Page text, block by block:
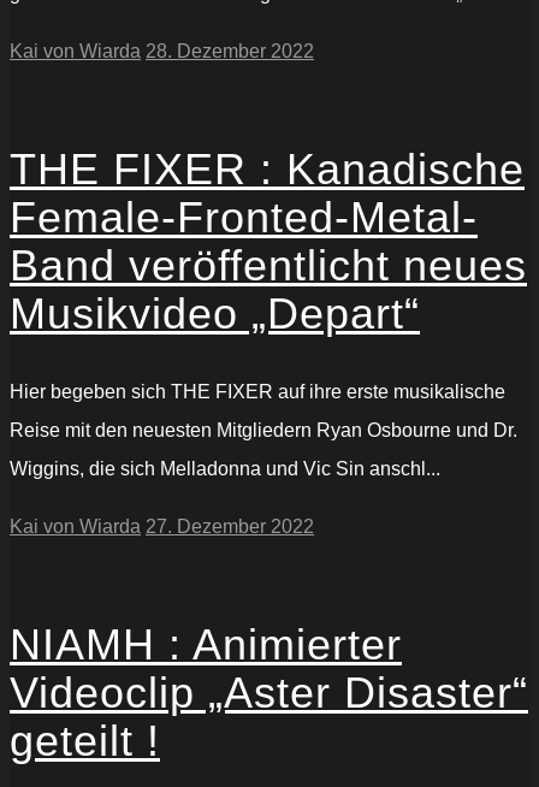
Kai von Wiarda 28. Dezember 2022
THE FIXER : Kanadische
Female-Fronted-Metal-
Band veröffentlicht neues
Musikvideo „Depart“
Hier begeben sich THE FIXER auf ihre erste musikalische
Reise mit den neuesten Mitgliedern Ryan Osbourne und Dr.
Wiggins, die sich Melladonna und Vic Sin anschl...
Kai von Wiarda 27. Dezember 2022
NIAMH : Animierter
Videoclip „Aster Disaster“
geteilt !